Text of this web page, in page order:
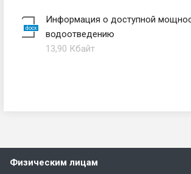
Информация о доступной
водоотведению
13,90 Кбайт
Физическим лицам